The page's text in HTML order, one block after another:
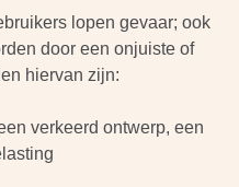
lopen gevaar; ook
door een onjuiste of
hiervan zijn:
verkeerd ontwerp, een